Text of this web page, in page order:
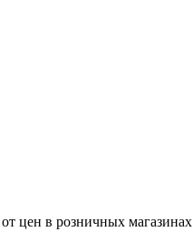
цен в розничных магазинах